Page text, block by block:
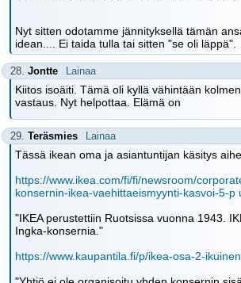
Nyt sitten odotamme jännityksellä tämän
idean.... Ei taida tulla tai sitten "se oli läppä".
28. Jontte Lainaa
Kiitos isoäiti. Tämä oli kyllä vähintään
vastaus. Nyt helpottaa. Elämä on
29. Teräsmies Lainaa
Tässä ikean oma ja asiantuntijan käsitys
https://www.ikea.com/fi/fi/newsroom/
konsernin-ikea-vaehittaeismyynti-kasvoi-5-p
"IKEA perustettiin Ruotsissa vuonna 1943.
Ingka-konsernia."
https://www.kaupantila.fi/p/ikea-osa-2-